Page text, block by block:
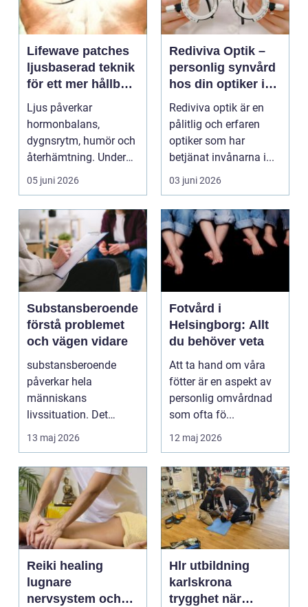
Lifewave patches
ljusbaserad teknik
för ett mer hållbart
välbefinnande
Ljus påverkar
hormonbalans,
dygnsrytm, humör och
återhämtning. Under
senare år har en ny typ
av prod...
05 juni 2026
Rediviva Optik –
personlig synvård
hos din optiker i
Uppsala
Rediviva optik är en
pålitlig och erfaren
optiker som har
betjänat invånarna i...
03 juni 2026
Substansberoende
förstå problemet
och vägen vidare
substansberoende
påverkar hela
människans
livssituation. Det
handlar sällan bara
om alkohol, narkoti...
13 maj 2026
Fotvård i
Helsingborg: Allt
du behöver veta
Att ta hand om våra
fötter är en aspekt av
personlig omvårdnad
som ofta fö...
12 maj 2026
Reiki healing
lugnare
nervsystem och
Hlr utbildning
karlskrona
trygghet när